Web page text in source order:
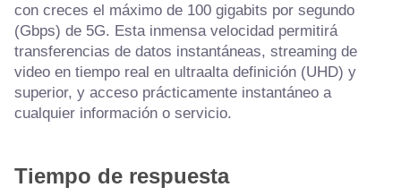
con creces el máximo de 100 gigabits por segundo
(Gbps) de 5G. Esta inmensa velocidad permitirá
transferencias de datos instantáneas, streaming de
video en tiempo real en ultraalta definición (UHD) y
superior, y acceso prácticamente instantáneo a
cualquier información o servicio.
Tiempo de respuesta